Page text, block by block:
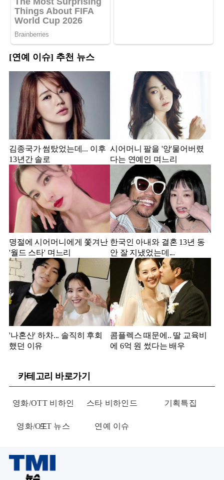
[연예 이슈] 추천 뉴스
김종국가 썸탔었는데... 이후
13년간 솔로
시어머니 팔을 '앙'물어버렸
다는 연예인 며느리
명절에 시어머니에게 쫓겨난
'월드 스타' 며느리
한국인 아내와 결혼 13년 동
안 잘 지냈었는데...
'나혼산' 하차... 솔직히 후회
했던 이유
콤플렉스 때문에.. 딸 교육비
에 6억 원 썼다는 배우
카테고리 바로가기
영화/OTT 비하인
드
스타 비하인드 기획특집
영화/OTT 뉴스 연예 이슈